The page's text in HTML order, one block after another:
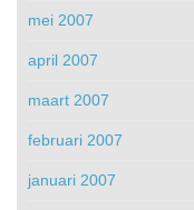
mei 2007
april 2007
maart 2007
februari 2007
januari 2007